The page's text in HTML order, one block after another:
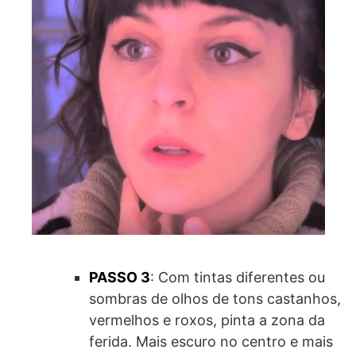
PASSO 3: Com tintas diferentes ou
sombras de olhos de tons castanhos,
vermelhos e roxos, pinta a zona da
ferida. Mais escuro no centro e mais